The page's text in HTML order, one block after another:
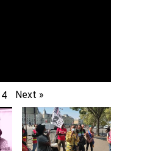
4 Next »